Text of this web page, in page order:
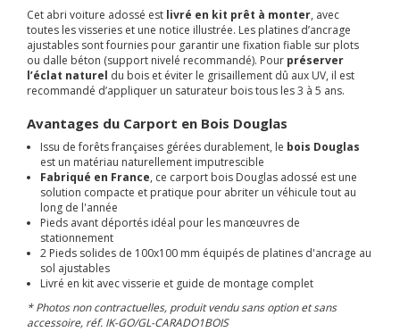
Cet abri voiture adossé est livré en kit prêt à monter, avec
toutes les visseries et une notice illustrée. Les platines d’ancrage
ajustables sont fournies pour garantir une fixation fiable sur plots
ou dalle béton (support nivelé recommandé). Pour préserver
l’éclat naturel du bois et éviter le grisaillement dû aux UV, il est
recommandé d’appliquer un saturateur bois tous les 3 à 5 ans.
Avantages du Carport en Bois Douglas
Issu de forêts françaises gérées durablement, le bois Douglas
est un matériau naturellement imputrescible
Fabriqué en France, ce carport bois Douglas adossé est une
solution compacte et pratique pour abriter un véhicule tout au
long de l'année
Pieds avant déportés idéal pour les manœuvres de
stationnement
2 Pieds solides de 100x100 mm équipés de platines d'ancrage au
sol ajustables
Livré en kit avec visserie et guide de montage complet
* Photos non contractuelles, produit vendu sans option et sans
accessoire, réf. IK-GO/GL-CARADO1BOIS